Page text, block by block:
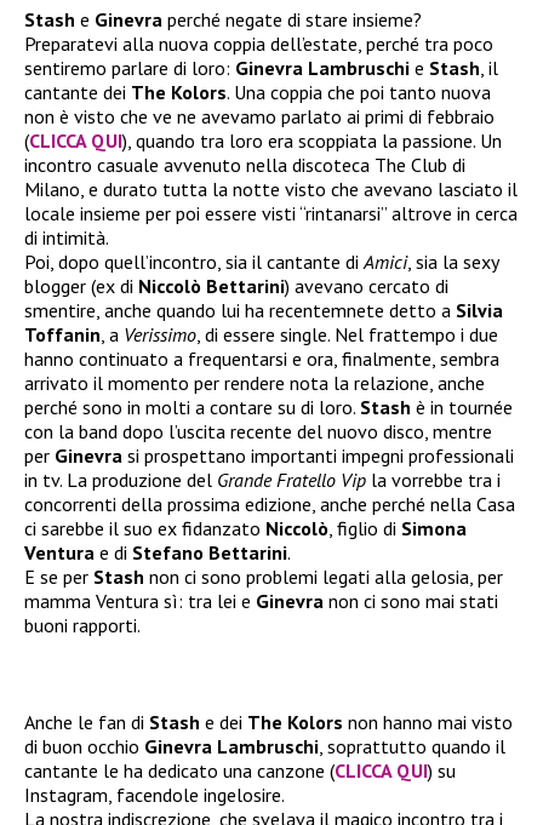
Stash e Ginevra perché negate di stare insieme?
Preparatevi alla nuova coppia dell’estate, perché tra poco
sentiremo parlare di loro: Ginevra Lambruschi e Stash , il
cantante dei The Kolors. Una coppia che poi tanto nuova
non è visto che ve ne avevamo parlato ai primi di febbraio
(CLICCA QUI), quando tra loro era scoppiata la passione. Un
incontro casuale avvenuto nella discoteca The Club di
Milano, e durato tutta la notte visto che avevano lasciato il
locale insieme per poi essere visti “rintanarsi” altrove in cerca
di intimità.
Poi, dopo quell’incontro, sia il cantante di Amici, sia la sexy
blogger (ex di Niccolò Bettarini) avevano cercato di
smentire, anche quando lui ha recentemnete detto a Silvia
Toffanin , a Verissimo , di essere single. Nel frattempo i due
hanno continuato a frequentarsi e ora, finalmente, sembra
arrivato il momento per rendere nota la relazione, anche
perché sono in molti a contare su di loro. Stash è in tournée
con la band dopo l’uscita recente del nuovo disco, mentre
per Ginevra si prospettano importanti impegni professionali
in tv. La produzione del Grande Fratello Vip la vorrebbe tra i
concorrenti della prossima edizione, anche perché nella Casa
ci sarebbe il suo ex fidanzato Niccolò , figlio di Simona
Ventura e di Stefano Bettarini.
E se per Stash non ci sono problemi legati alla gelosia, per
mamma Ventura sì: tra lei e Ginevra non ci sono mai stati
buoni rapporti.
Anche le fan di Stash e dei The Kolors non hanno mai visto
di buon occhio Ginevra Lambruschi , soprattutto quando il
cantante le ha dedicato una canzone (CLICCA QUI) su
Instagram, facendole ingelosire.
La nostra indiscrezione, che svelava il magico incontro tra i